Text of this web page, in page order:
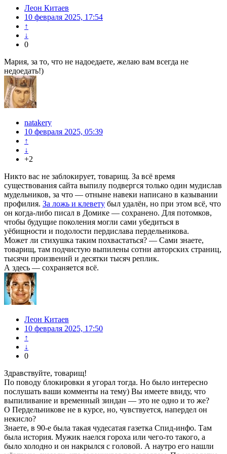
Леон Китаев
10 февраля 2025, 17:54
↑
↓
0
Мария, за то, что не надоедаете, желаю вам всегда не
недоедать!)
natakery
10 февраля 2025, 05:39
↑
↓
+2
Никто вас не заблокирует, товарищ. За всё время
существования сайта выпилу подвергся только один мудислав
мудельников, за что — отныне навеки написано в казывании
профилия. За ложь и клевету был удалён, но при этом всё, что
он когда-либо писал в Домике — сохранено. Для потомков,
чтобы будущие поколения могли сами убедиться в
уёбищности и подолости пердислава пердельникова.
Может ли стихушка таким похвастаться? — Сами знаете,
товарищ, там подчистую выпилены сотни авторских страниц,
тысячи произвений и десятки тысяч реплик.
А здесь — сохраняется всё.
Леон Китаев
10 февраля 2025, 17:50
↑
↓
0
Здравствуйте, товарищ!
По поводу блокировки я угорал тогда. Но было интересно
послушать ваши комменты на тему) Вы имеете ввиду, что
выпиливание и временный зиндан — это не одно и то же?
О Пердельникове не в курсе, но, чувствуется, напердел он
некисло?
Знаете, в 90-е была такая чудесатая газетка Спид-инфо. Там
была история. Мужик наелся гороха или чего-то такого, а
было холодно и он накрылся с головой. А наутро его нашли